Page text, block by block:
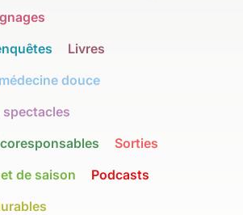
Livres
douce
spectacles
Sorties
de saison
Podcasts